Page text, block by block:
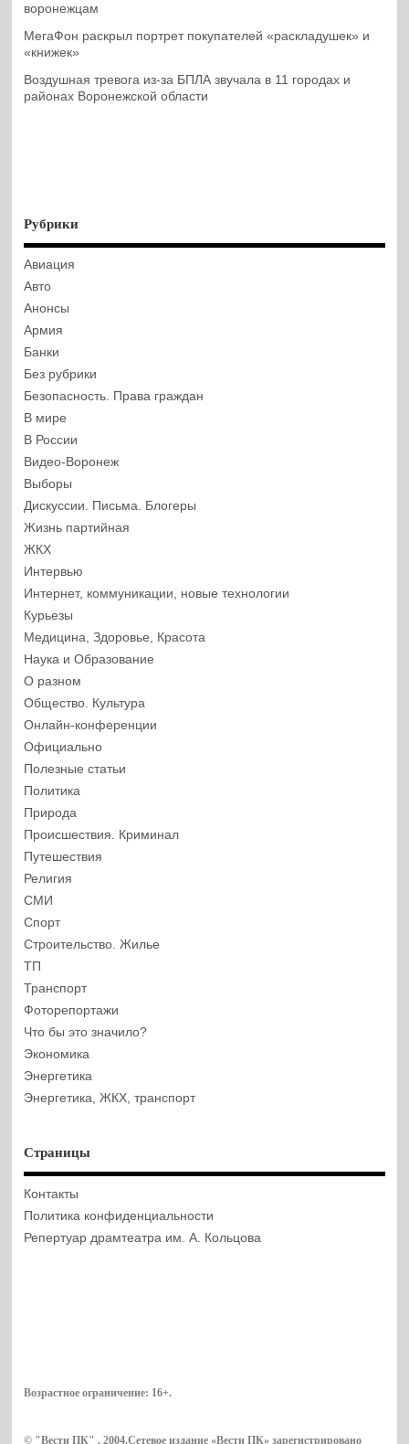
воронежцам
МегаФон раскрыл портрет покупателей «раскладушек» и
«книжек»
Воздушная тревога из-за БПЛА звучала в 11 городах и
районах Воронежской области
Рубрики
Авиация
Авто
Анонсы
Армия
Банки
Без рубрики
Безопасность. Права граждан
В мире
В России
Видео-Воронеж
Выборы
Дискуссии. Письма. Блогеры
Жизнь партийная
ЖКХ
Интервью
Интернет, коммуникации, новые технологии
Курьезы
Медицина, Здоровье, Красота
Наука и Образование
О разном
Общество. Культура
Онлайн-конференции
Официально
Полезные статьи
Политика
Природа
Происшествия. Криминал
Путешествия
Религия
СМИ
Спорт
Строительство. Жилье
ТП
Транспорт
Фоторепортажи
Что бы это значило?
Экономика
Энергетика
Энергетика, ЖКХ, транспорт
Страницы
Контакты
Политика конфиденциальности
Репертуар драмтеатра им. А. Кольцова
Возрастное ограничение: 16+.
© "Вести ПК" , 2004.Сетевое издание «Вести ПК» зарегистрировано